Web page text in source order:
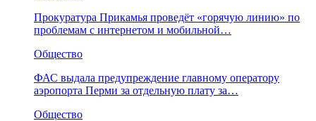
Прокуратура Прикамья проведёт «горячую линию» по
проблемам с интернетом и мобильной…
Общество
ФАС выдала предупреждение главному оператору
аэропорта Перми за отдельную плату за…
Общество